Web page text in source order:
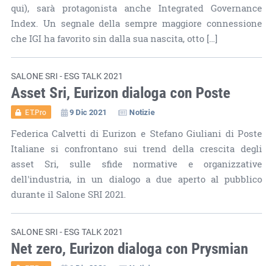
qui), sarà protagonista anche Integrated Governance
Index. Un segnale della sempre maggiore connessione
che IGI ha favorito sin dalla sua nascita, otto […]
SALONE SRI - ESG TALK 2021
Asset Sri, Eurizon dialoga con Poste
ET.Pro 9 Dic 2021 Notizie
Federica Calvetti di Eurizon e Stefano Giuliani di Poste
Italiane si confrontano sui trend della crescita degli
asset Sri, sulle sfide normative e organizzative
dell'industria, in un dialogo a due aperto al pubblico
durante il Salone SRI 2021.
SALONE SRI - ESG TALK 2021
Net zero, Eurizon dialoga con Prysmian